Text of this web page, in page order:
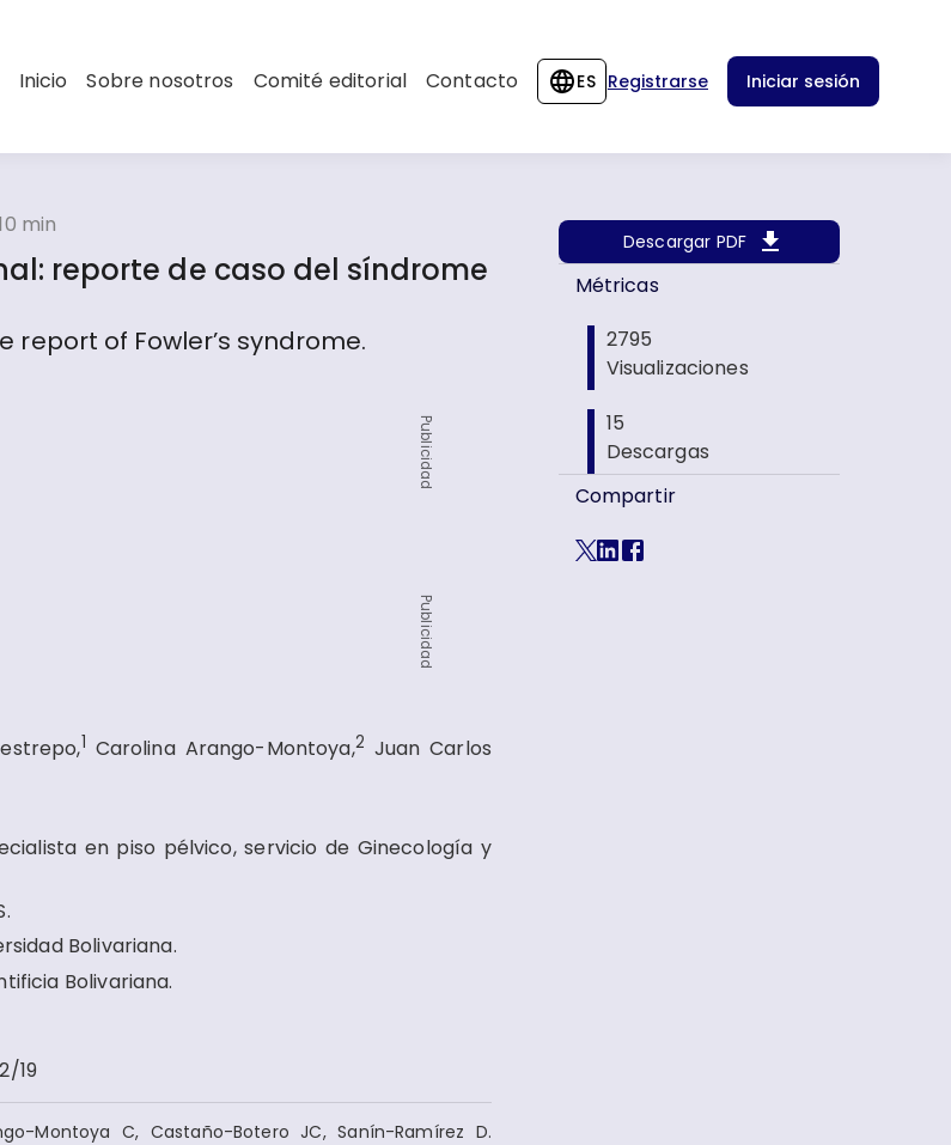
Inicio Sobre nosotros Comité editorial Contacto ES Registrarse Iniciar sesión
min
reporte de caso del síndrome
of Fowler’s syndrome.
Publicidad
Publicidad
1 Carolina Arango-Montoya,2 Juan Carlos
en piso pélvico, servicio de Ginecología y
Bolivariana.
Bolivariana.
19
Montoya C, Castaño-Botero JC, Sanín-Ramírez D.
Descargar PDF
Métricas
2795
Visualizaciones
15
Descargas
Compartir